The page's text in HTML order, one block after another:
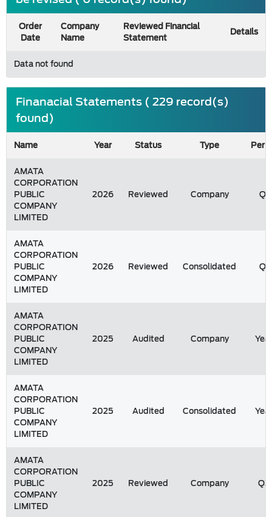
Order
Date
Company
Name
Reviewed Financial
Statement
Details
Data not found
Finanacial Statements ( 229 record(s)
found)
Name Year Status Type
AMATA
CORPORATION
PUBLIC
COMPANY
LIMITED
2026 Reviewed Company Q1
AMATA
CORPORATION
PUBLIC
COMPANY
LIMITED
2026 Reviewed Consolidated Q1
AMATA
CORPORATION
PUBLIC
COMPANY
LIMITED
2025 Audited Company Year
AMATA
CORPORATION
PUBLIC
COMPANY
LIMITED
2025 Audited Consolidated Year
AMATA
CORPORATION
PUBLIC
COMPANY
LIMITED
2025 Reviewed Company Q3